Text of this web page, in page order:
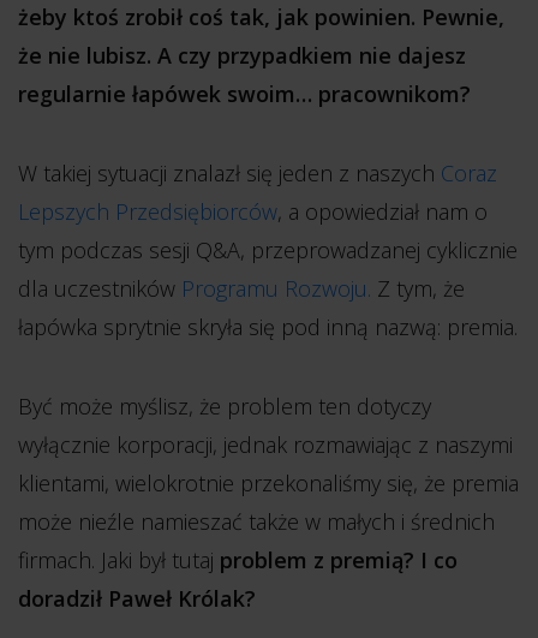
żeby ktoś zrobił coś tak, jak powinien. Pewnie,
że nie lubisz. A czy przypadkiem nie dajesz
regularnie łapówek swoim… pracownikom?
W takiej sytuacji znalazł się jeden z naszych Coraz
Lepszych Przedsiębiorców, a opowiedział nam o
tym podczas sesji Q&A, przeprowadzanej cyklicznie
dla uczestników Programu Rozwoju. Z tym, że
łapówka sprytnie skryła się pod inną nazwą: premia.
Być może myślisz, że problem ten dotyczy
wyłącznie korporacji, jednak rozmawiając z naszymi
klientami, wielokrotnie przekonaliśmy się, że premia
może nieźle namieszać także w małych i średnich
firmach. Jaki był tutaj problem z premią? I co
doradził Paweł Królak?